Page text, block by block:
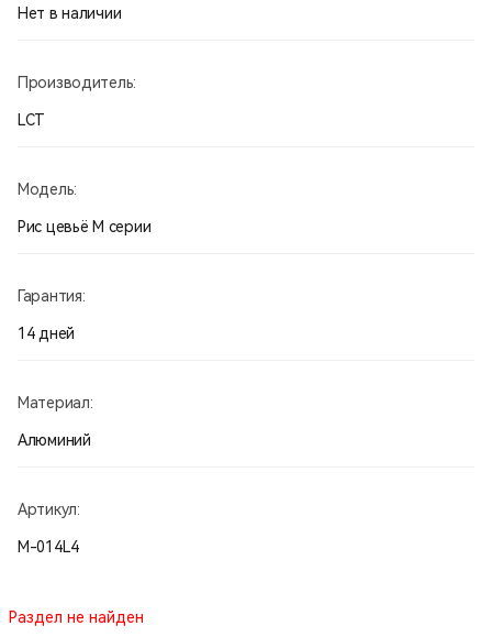
Нет в наличии
Производитель:
LCT
Модель:
Рис цевьё М серии
Гарантия:
14 дней
Материал:
Алюминий
Артикул:
М-014L4
Раздел не найден